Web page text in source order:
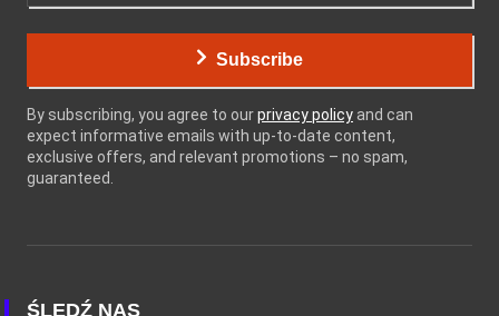
Subscribe
By subscribing, you agree to ourprivacy policy and can
expect informative emails with up-to-date content,
exclusive offers, and relevant promotions – no spam,
guaranteed.
ŚLEDŹ NAS